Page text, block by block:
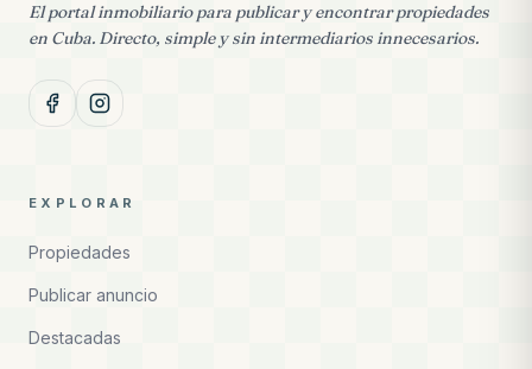
El portal inmobiliario para publicar y encontrar propiedades
en Cuba. Directo, simple y sin intermediarios innecesarios.
EXPLORAR
Propiedades
Publicar anuncio
Destacadas